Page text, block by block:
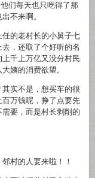
们每天也只吃得了那
不来啊。
的老村长的小舅子七
，还取了个好听的名
千上万亿又没分村民
姨的消费欲望。
实不是，想买车的很
万钱呢，挣了点要先
要，而是村长剥削的
村的人要来啦！！